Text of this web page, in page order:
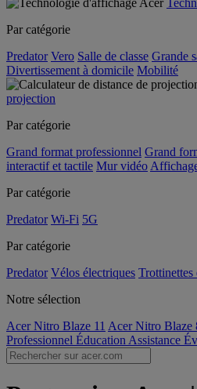
Par catégorie
Predator Vero Salle de classe Grande
Divertissement à domicile Mobilité
projection
Par catégorie
Grand format professionnel Grand
interactif et tactile Mur vidéo
Par catégorie
Predator Wi-Fi 5G
Par catégorie
Predator Vélos électriques Trottinettes
Notre sélection
Acer Nitro Blaze 11 Acer Nitro Blaze
Professionnel Éducation Assistance